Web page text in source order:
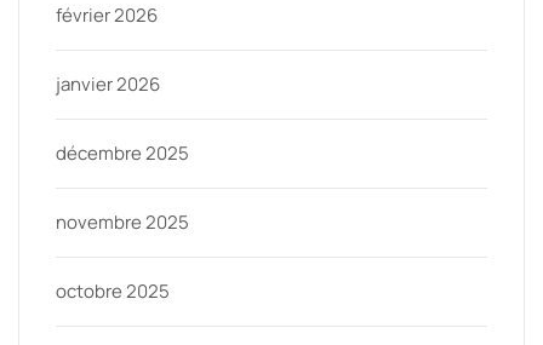
février 2026
janvier 2026
décembre 2025
novembre 2025
octobre 2025